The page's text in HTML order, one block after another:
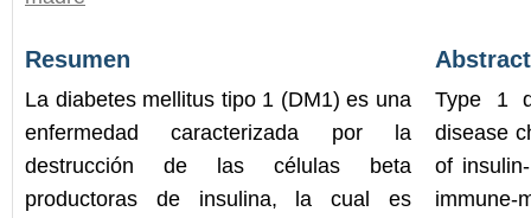
Resumen
La diabetes mellitus tipo 1 (DM1) es una
enfermedad caracterizada por la
destrucción de las células beta
productoras de insulina, la cual es
Abstract
Type 1
disease
of
immune-